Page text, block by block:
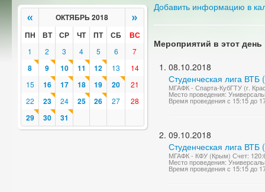
« ОКТЯБРЬ 2018 »
ПН ВТ СР ЧТ ПТ СБ ВС
1 2 3 4 5 6 7
8 9 10 11 12 13
14
15
16 17 18 19 20
21
22
23 24 25 26 27 28
29 30 31
Добавить информацию в
Мероприятий в этот день
08.10.2018
Студенческая лига ВТБ
МГАФК - Спарта-КубГТУ (г.
Место проведения:
Время проведения с 15:15 до
09.10.2018
Студенческая лига ВТБ
МГАФК - КФУ (Крым) Счет:
Место проведения:
Время проведения с 15:15 до